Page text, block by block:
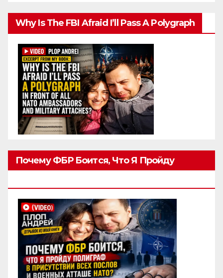
Why Is The FBI Afraid I’ll Pass A Polygraph
Почему ФБР Боится, Что Я Пройду